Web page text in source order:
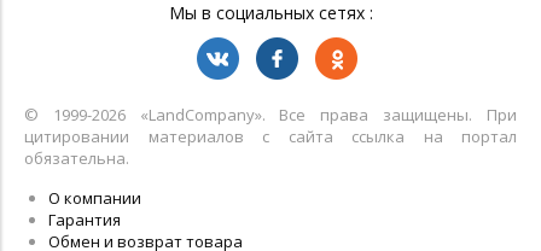
Мы в социальных сетях :
© 1999-2026 «LandСompany». Все права защищены. При
цитировании материалов с сайта ссылка на портал
обязательна.
О компании
Гарантия
Обмен и возврат товара